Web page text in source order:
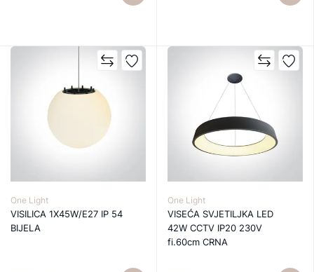
One Light
VISILICA 1X45W/E27 IP 54
BIJELA
One Light
VISEĆA SVJETILJKA LED
42W CCTV IP20 230V
fi.60cm CRNA